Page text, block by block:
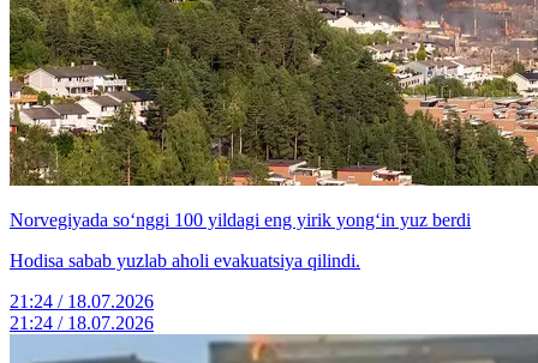
Norvegiyada so‘nggi 100 yildagi eng yirik yong‘in yuz berdi
Hodisa sabab yuzlab aholi evakuatsiya qilindi.
21:24 / 18.07.2026
21:24 / 18.07.2026